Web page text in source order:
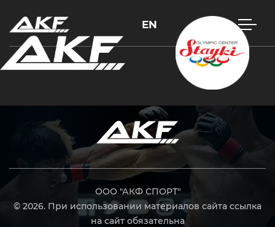
EN
ООО "АКФ СПОРТ"
© 2026. При использовании материалов сайта ссылка
на сайт обязательна
Нажмите Enter для поиска или Esc, чтобы закрыть